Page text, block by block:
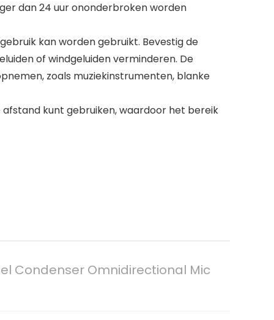
dan 24 uur ononderbroken worden
kan worden gebruikt. Bevestig de
of windgeluiden verminderen. De
zoals muziekinstrumenten, blanke
kunt gebruiken, waardoor het bereik
Condenser Omnidirectional Mic